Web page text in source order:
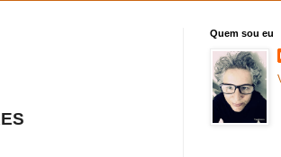
Quem sou eu